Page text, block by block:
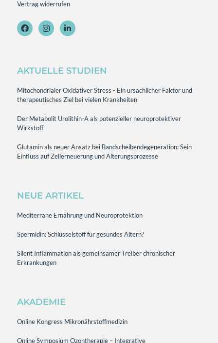
Vertrag widerrufen
AKTUELLE STUDIEN
Mitochondrialer Oxidativer Stress - Ein ursächlicher Faktor und
therapeutisches Ziel bei vielen Krankheiten
Der Metabolit Urolithin-A als potenzieller neuroprotektiver
Wirkstoff
Glutamin als neuer Ansatz bei Bandscheibendegeneration: Sein
Einfluss auf Zellerneuerung und Alterungsprozesse
NEUE ARTIKEL
Mediterrane Ernährung und Neuroprotektion
Spermidin: Schlüsselstoff für gesundes Altern?
Silent Inflammation als gemeinsamer Treiber chronischer
Erkrankungen
AKADEMIE
Online Kongress Mikronährstoffmedizin
Online Symposium Ozontherapie – Integrative